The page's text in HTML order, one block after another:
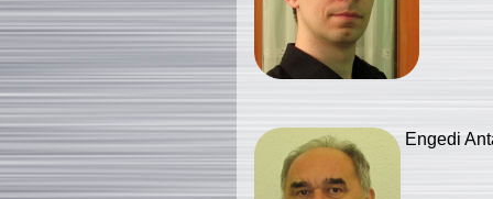
Engedi